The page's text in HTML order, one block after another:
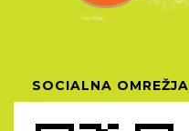
SOCIALNA OMREŽJA